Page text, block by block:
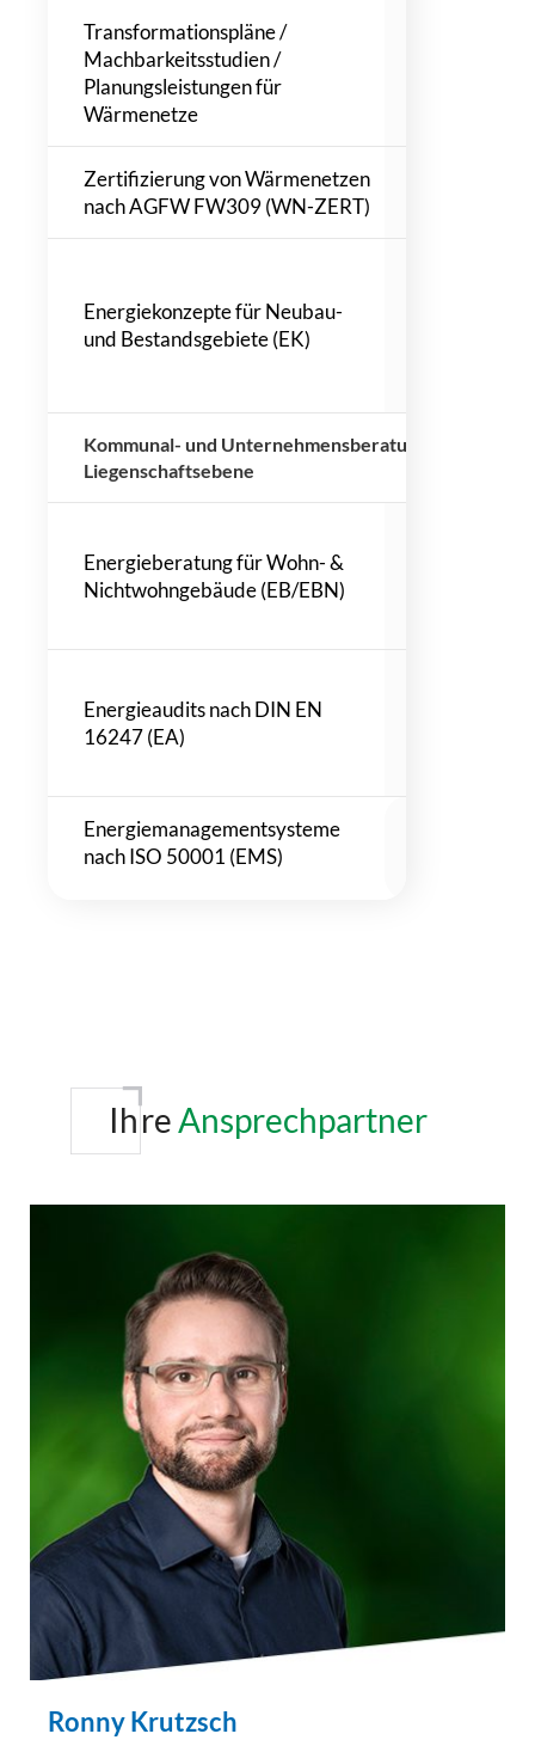
Transformationspläne /
Machbarkeitsstudien /
Planungsleistungen für
Wärmenetze
Zertifizierung von Wärmenetzen
nach AGFW FW309 (WN-ZERT)
Energiekonzepte für Neubau-
und Bestandsgebiete (EK)
Kommunal- und Unternehmensberatung auf
Liegenschaftsebene
Energieberatung für Wohn- &
Nichtwohngebäude (EB/EBN)
Energieaudits nach DIN EN
16247 (EA)
Energiemanagementsysteme
nach ISO 50001 (EMS)
IhreAnsprechpartner
Ronny Krutzsch